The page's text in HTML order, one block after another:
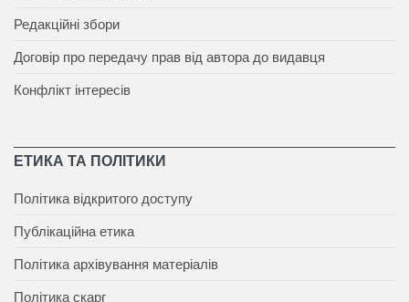
Редакційні збори
Договір про передачу прав від автора до видавця
Конфлікт інтересів
ЕТИКА ТА ПОЛІТИКИ
Політика відкритого доступу
Публікаційна етика
Політика архівування матеріалів
Політика скарг